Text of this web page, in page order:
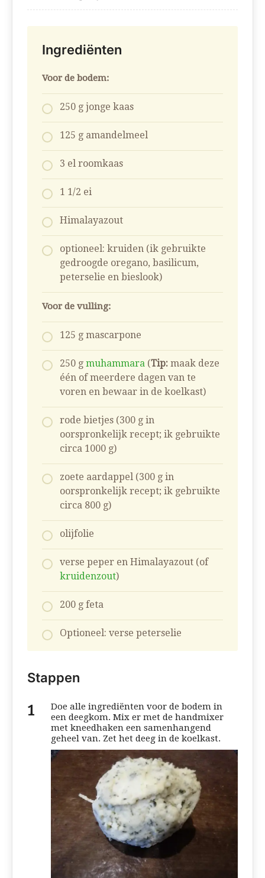
Ingrediënten
Voor de bodem:
250 g jonge kaas
125 g amandelmeel
3 el roomkaas
1 1/2 ei
Himalayazout
optioneel: kruiden (ik gebruikte
gedroogde oregano, basilicum,
peterselie en bieslook)
Voor de vulling:
125 g mascarpone
250 g muhammara (Tip: maak deze
één of meerdere dagen van te
voren en bewaar in de koelkast)
rode bietjes (300 g in
oorspronkelijk recept; ik gebruikte
circa 1000 g)
zoete aardappel (300 g in
oorspronkelijk recept; ik gebruikte
circa 800 g)
olijfolie
verse peper en Himalayazout (of
kruidenzout)
200 g feta
Optioneel: verse peterselie
Stappen
Doe alle ingrediënten voor de bodem in
een deegkom. Mix er met de handmixer
met kneedhaken een samenhangend
geheel van. Zet het deeg in de koelkast.